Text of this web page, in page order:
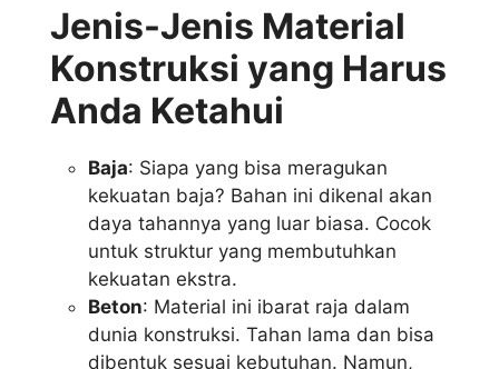
Jenis-Jenis Material
Konstruksi yang Harus
Anda Ketahui
Baja: Siapa yang bisa meragukan
kekuatan baja? Bahan ini dikenal akan
daya tahannya yang luar biasa. Cocok
untuk struktur yang membutuhkan
kekuatan ekstra.
Beton: Material ini ibarat raja dalam
dunia konstruksi. Tahan lama dan bisa
dibentuk sesuai kebutuhan. Namun,